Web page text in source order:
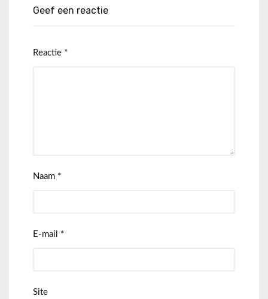
Geef een reactie
Reactie *
Naam *
E-mail *
Site